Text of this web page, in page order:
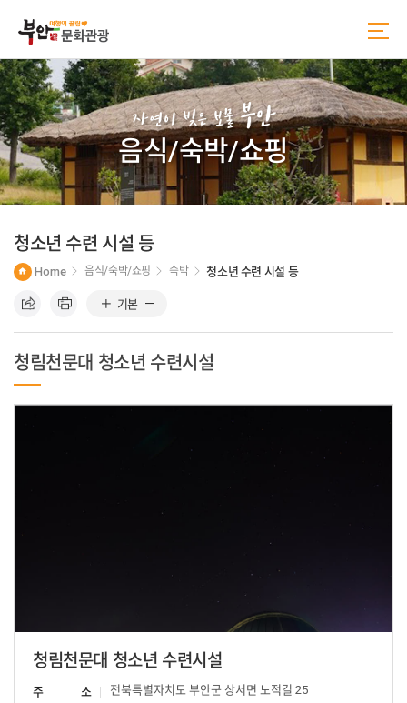
로
가
기
바
로
가
기
자연이 빚은 보물부안
음식/숙박/쇼핑
청소년 수련 시설 등
Home 음식/숙박/쇼핑 숙박 청소년 수련 시설 등
기본
청림천문대 청소년 수련시설
청림천문대 청소년 수련시설
주 소 전북특별자치도 부안군 상서면 노적길 25